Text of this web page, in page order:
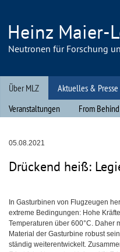
Heinz Maier-
Neutronen für Forschung
Über MLZ
Aktuelles & Presse
Veranstaltungen
From
05.08.2021
Drückend heiß:
In Gasturbinen von Flugzeugen
extreme Bedingungen: Hohe
Temperaturen über 600°C. Daher
Material der Gasturbine robust
ständig weiterentwickelt.